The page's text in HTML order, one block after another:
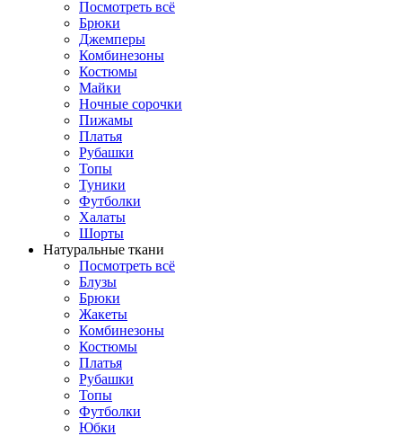
Посмотреть всё
Брюки
Джемперы
Комбинезоны
Костюмы
Майки
Ночные сорочки
Пижамы
Платья
Рубашки
Топы
Туники
Футболки
Халаты
Шорты
Натуральные ткани
Посмотреть всё
Блузы
Брюки
Жакеты
Комбинезоны
Костюмы
Платья
Рубашки
Топы
Футболки
Юбки